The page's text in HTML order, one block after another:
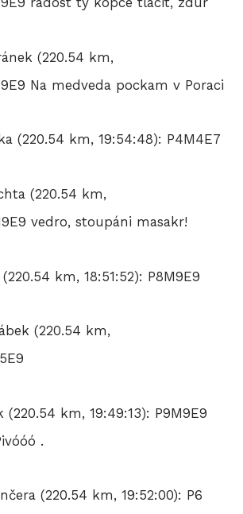
(220.54 km,
Na medveda pockam v Poraci
(220.54 km, 19:54:48): P4M4E7
(220.54 km,
vedro, stoupáni masakr!
km, 18:51:52): P8M9E9
(220.54 km,
(220.54 km, 19:49:13): P9M9E9
.
(220.54 km, 19:52:00): P6